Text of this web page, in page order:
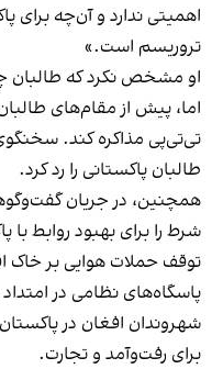
اهمیتی ندارد و آن‌چه برای
تروریسم است.»
او مشخص نکرد که طالبان
اما، پیش از مقام‌های
تی‌تی‌پی مذاکره کند.
طالبان پاکستانی را رد کرد.
همچنین، در جریان
شرط را برای بهبود روابط
توقف حملات هوایی بر خاک
پاسگاه‌های نظامی در
شهروندان افغان در
برای رفت‌وآمد و تجارت.